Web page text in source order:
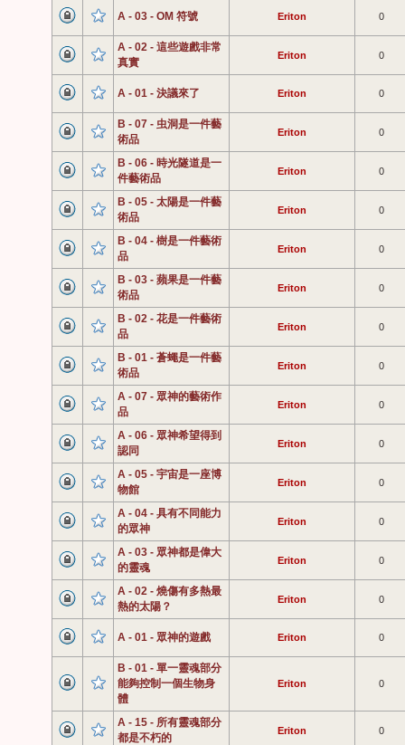
A - 03 - OM 符號 Eriton 0
A - 02 - 這些遊戲非常
真實
Eriton 0
A - 01 - 決議來了 Eriton 0
B - 07 - 虫洞是一件藝
術品
Eriton 0
B - 06 - 時光隧道是一
件藝術品
Eriton 0
B - 05 - 太陽是一件藝
術品
Eriton 0
B - 04 - 樹是一件藝術
品
Eriton 0
B - 03 - 蘋果是一件藝
術品
Eriton 0
B - 02 - 花是一件藝術
品
Eriton 0
B - 01 - 蒼蠅是一件藝
術品
Eriton 0
A - 07 - 眾神的藝術作
品
Eriton 0
A - 06 - 眾神希望得到
認同
Eriton 0
A - 05 - 宇宙是一座博
物館
Eriton 0
A - 04 - 具有不同能力
的眾神
Eriton 0
A - 03 - 眾神都是偉大
的靈魂
Eriton 0
A - 02 - 燒傷有多熱最
熱的太陽？
Eriton 0
A - 01 - 眾神的遊戲 Eriton 0
B - 01 - 單一靈魂部分
能夠控制一個生物身
體
Eriton 0
A - 15 - 所有靈魂部分
都是不朽的
Eriton 0